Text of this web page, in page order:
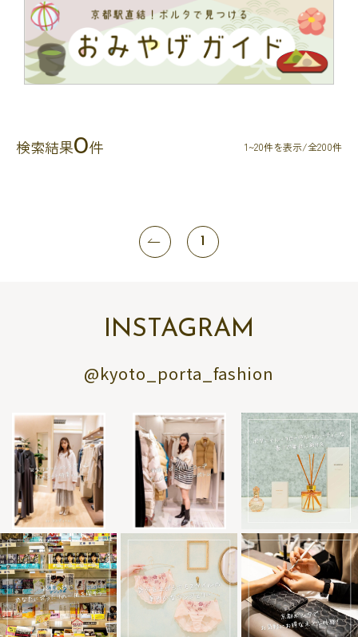
検索結果0件 1~20件を表示/全200件
1
INSTAGRAM
@kyoto_porta_fashion